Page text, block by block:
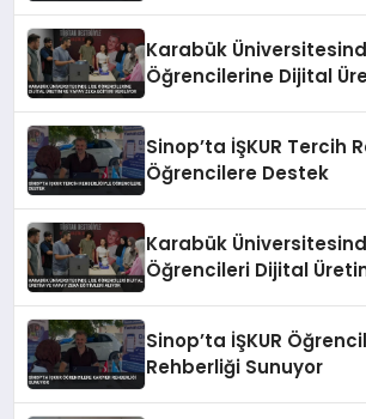
Karabük
Öğrencilerine Dijital
Sinop’ta İŞKUR Tercih
Öğrencilere Destek
Karabük
Öğrencileri Dijital
Sinop’ta İŞKUR
Rehberliği Sunuyor